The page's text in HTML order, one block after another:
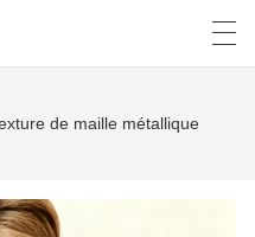
de maille métallique